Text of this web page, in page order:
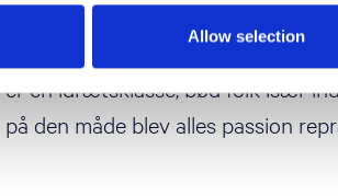
Allow selection
at arbejde sig frem til
på klassen, hvor
er en idrætsklasse, bød folk især
den måde blev alles passion